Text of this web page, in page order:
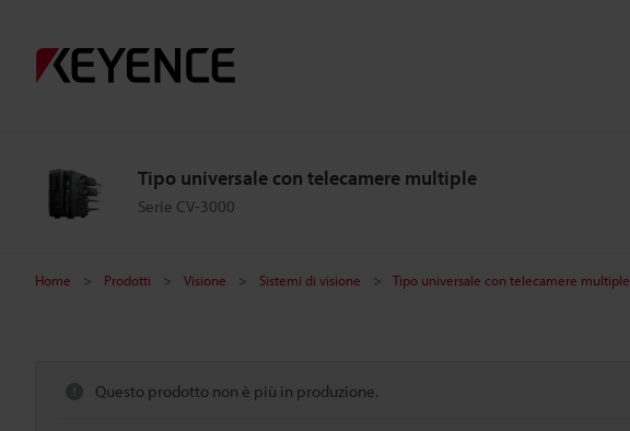
Tipo universale con telecamere multiple
Serie CV-3000
Home Prodotti Visione Sistemi di visione Tipo universale con telecamere multiple
Questo prodotto non è più in produzione.